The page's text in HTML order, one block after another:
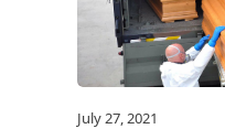
July 27, 2021